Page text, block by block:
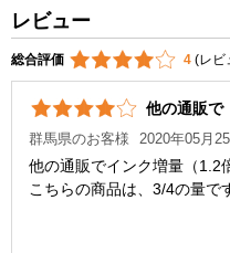
レビュー
総合評価 4 (レビ
他の通販で
群馬県のお客様 2020年05月25
他の通販でインク増量（1.2
こちらの商品は、3/4の量で